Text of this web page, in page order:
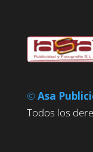
©Asa
Todos los